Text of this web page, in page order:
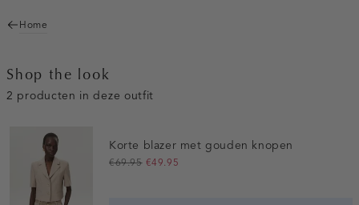
Home
Shop the look
2 producten in deze outfit
Korte blazer met gouden knopen
€69.95 €49.95